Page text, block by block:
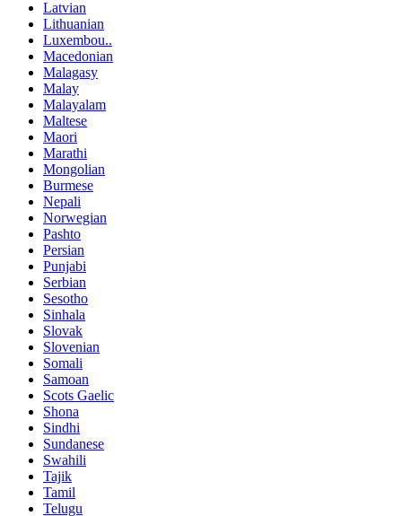
Latvian
Lithuanian
Luxembou..
Macedonian
Malagasy
Malay
Malayalam
Maltese
Maori
Marathi
Mongolian
Burmese
Nepali
Norwegian
Pashto
Persian
Punjabi
Serbian
Sesotho
Sinhala
Slovak
Slovenian
Somali
Samoan
Scots Gaelic
Shona
Sindhi
Sundanese
Swahili
Tajik
Tamil
Telugu